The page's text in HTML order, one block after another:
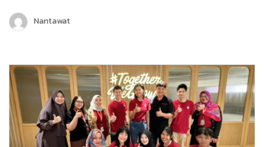
เด็ก ๆ และเยาวชน หนึ่งในกิจกรรมที่ได้รับความสนใจจากเด็ก ๆ
ภายในงานก็คือ Virtual Reality Game “1 ไร่ พึ่งตนเอง”…
Nantawat